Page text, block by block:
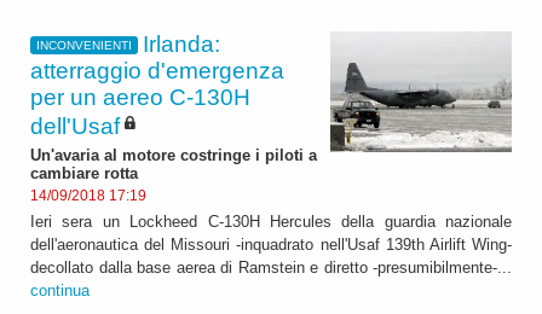
INCONVENIENTI
Irlanda:
atterraggio d'emergenza
per un aereo C-130H
dell'Usaf
Un'avaria al motore costringe i piloti a
cambiare rotta
14/09/2018 17:19
Ieri sera un Lockheed C-130H Hercules della guardia nazionale
dell'aeronautica del Missouri -inquadrato nell'Usaf 139th Airlift Wing-
decollato dalla base aerea di Ramstein e diretto -presumibilmente-...
continua